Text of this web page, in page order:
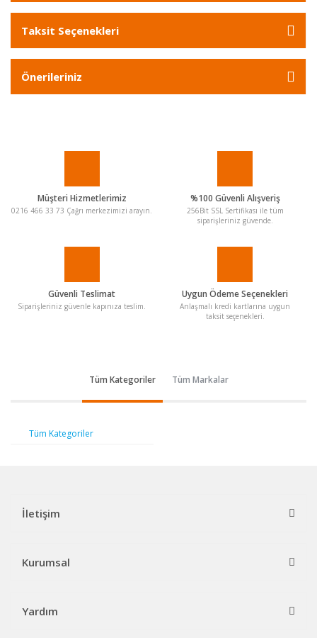
Taksit Seçenekleri
Önerileriniz
Müşteri Hizmetlerimiz
0216 466 33 73 Çağrı merkezimizi arayın.
%100 Güvenli Alışveriş
256Bit SSL Sertifikası ile tüm
siparişleriniz güvende.
Güvenli Teslimat
Siparişleriniz güvenle kapınıza teslim.
Uygun Ödeme Seçenekleri
Anlaşmalı kredi kartlarına uygun
taksit seçenekleri.
Tüm Kategoriler Tüm Markalar
Tüm Kategoriler
İletişim
Kurumsal
Yardım